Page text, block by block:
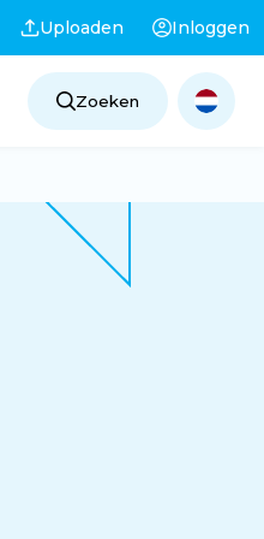
Uploaden Inloggen
Zoeken